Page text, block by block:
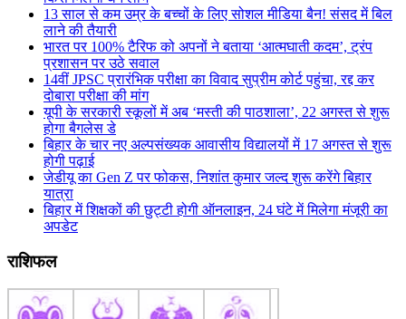
13 साल से कम उम्र के बच्चों के लिए सोशल मीडिया बैन! संसद में बिल
लाने की तैयारी
भारत पर 100% टैरिफ को अपनों ने बताया ‘आत्मघाती कदम’, ट्रंप
प्रशासन पर उठे सवाल
14वीं JPSC प्रारंभिक परीक्षा का विवाद सुप्रीम कोर्ट पहुंचा, रद्द कर
दोबारा परीक्षा की मांग
यूपी के सरकारी स्कूलों में अब ‘मस्ती की पाठशाला’, 22 अगस्त से शुरू
होगा बैगलेस डे
बिहार के चार नए अल्पसंख्यक आवासीय विद्यालयों में 17 अगस्त से शुरू
होगी पढ़ाई
जेडीयू का Gen Z पर फोकस, निशांत कुमार जल्द शुरू करेंगे बिहार
यात्रा
बिहार में शिक्षकों की छुट्टी होगी ऑनलाइन, 24 घंटे में मिलेगा मंजूरी का
अपडेट
राशिफल